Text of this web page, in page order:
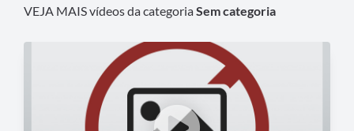
VEJA MAIS vídeos da categoriaSem categoria